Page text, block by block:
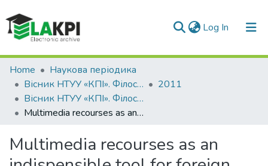
Log In (current)
Communities & Collections
All of DSpace
Statistics
Home
Наукова періодика
Вісник НТУУ «КПІ». Філософія. Психологія. Педагогіка
2011
Вісник НТУУ «КПІ». Філософія. Психологія. Педагогіка: збірник наукових праць, № 1(31)
Multimedia recourses as an indispensible tool for foreign language teaching
Multimedia recourses as an